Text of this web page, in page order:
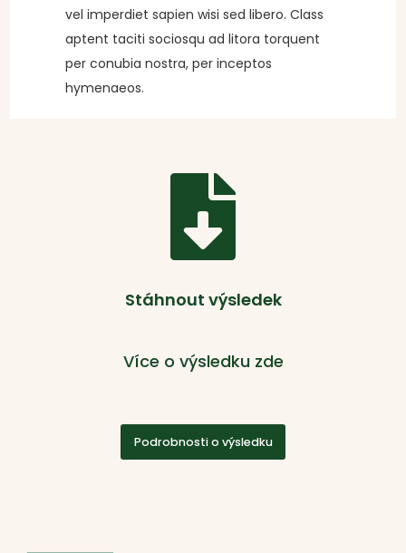
vel imperdiet sapien wisi sed libero. Class
aptent taciti sociosqu ad litora torquent
per conubia nostra, per inceptos
hymenaeos.

Stáhnout výsledek
Více o výsledku zde
Podrobnosti o výsledku